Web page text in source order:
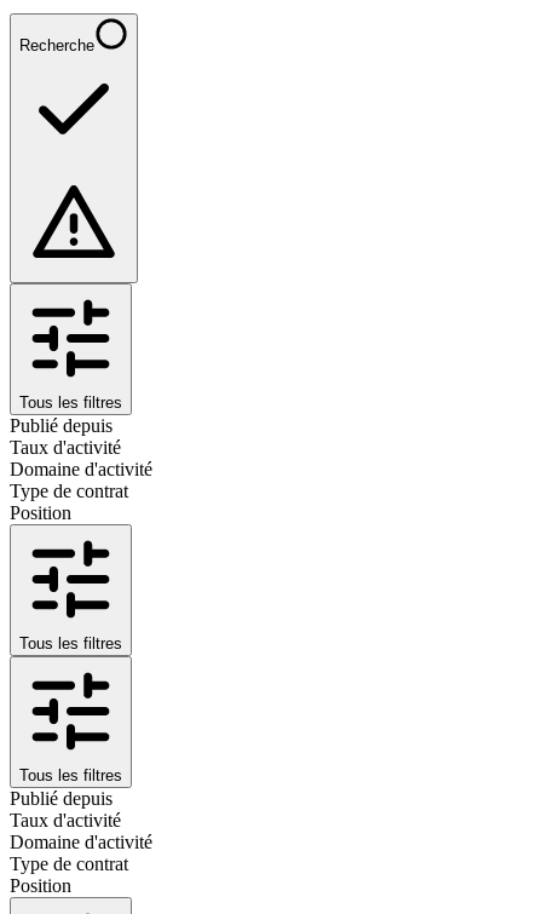
Recherche
Tous les filtres
Publié depuis
Taux d'activité
Domaine d'activité
Type de contrat
Position
Tous les filtres
Tous les filtres
Publié depuis
Taux d'activité
Domaine d'activité
Type de contrat
Position